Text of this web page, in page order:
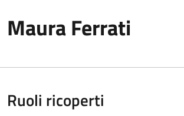
Maura Ferrati
Ruoli ricoperti